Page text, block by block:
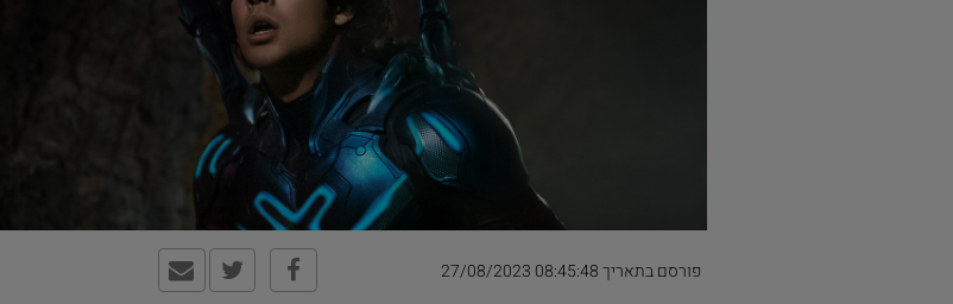
פורסם בתאריך 08:45:48 27/08/2023